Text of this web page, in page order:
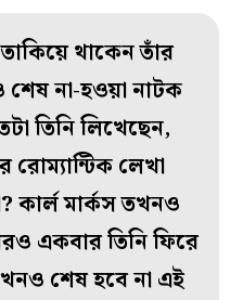
তাকিয়ে থাকেন তাঁর
না-হওয়া নাটক
তিনি লিখেছেন,
লেখা
কার্ল মার্কস তখনও
একবার তিনি ফিরে
শেষ হবে না এই